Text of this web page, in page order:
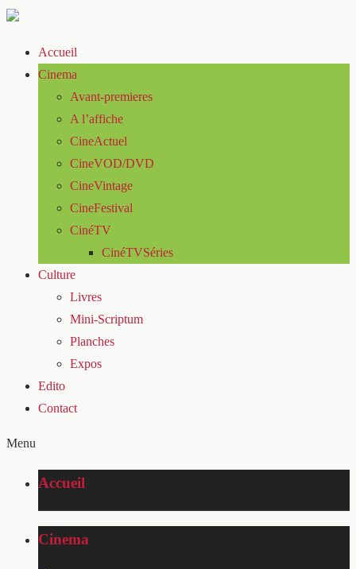
Accueil
Cinema
Avant-premieres
A l’affiche
CineActuel
CineVOD/DVD
CineVintage
CineFestival
CinéTV
CinéTVSéries
Culture
Livres
Mini-Scriptum
Planches
Expos
Edito
Contact
Menu
Accueil
Cinema